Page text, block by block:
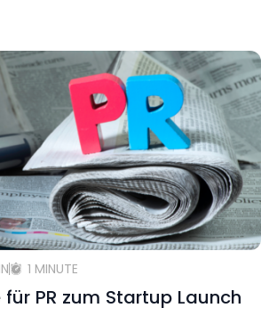
1 MINUTE
PR zum Startup Launch